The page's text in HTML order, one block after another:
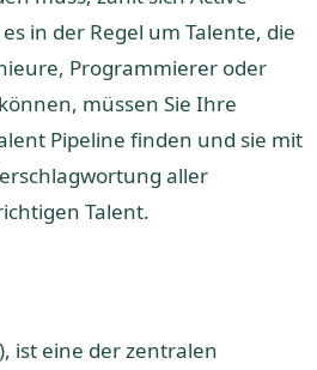
in der Regel um Talente, die
Programmierer oder
müssen Sie Ihre
Pipeline finden und sie mit
aller
Talent.
ist eine der zentralen